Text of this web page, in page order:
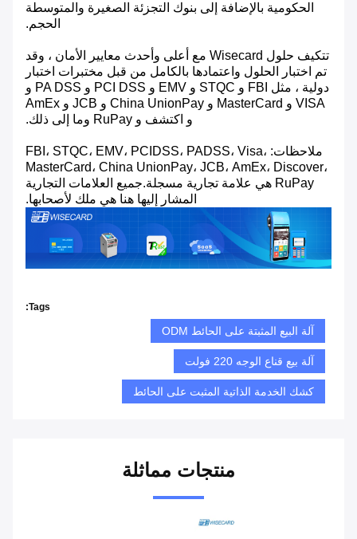
الحكومية بالإضافة إلى بنوك التجزئة الصغيرة والمتوسطة
الحجم.
تتكيف حلول Wisecard مع أعلى وأحدث معايير الأمان ، وقد
تم اختبار الحلول واعتمادها بالكامل من قبل مختبرات اختبار
دولية ، مثل FBI و STQC و EMV و PCI DSS و PA DSS و
VISA و MasterCard و China UnionPay و JCB و AmEx
و اكتشف و RuPay وما إلى ذلك.
ملاحظات: FBI، STQC، EMV، PCIDSS، PADSS، Visa،
MasterCard، China UnionPay، JCB، AmEx، Discover،
RuPay هي علامة تجارية مسجلة.جميع العلامات التجارية
المشار إليها هنا هي ملك لأصحابها.
Tags:
آلة البيع المثبتة على الحائط ODM
آلة بيع قناع الوجه 220 فولت
كشك الخدمة الذاتية المثبت على الحائط
منتجات مماثلة